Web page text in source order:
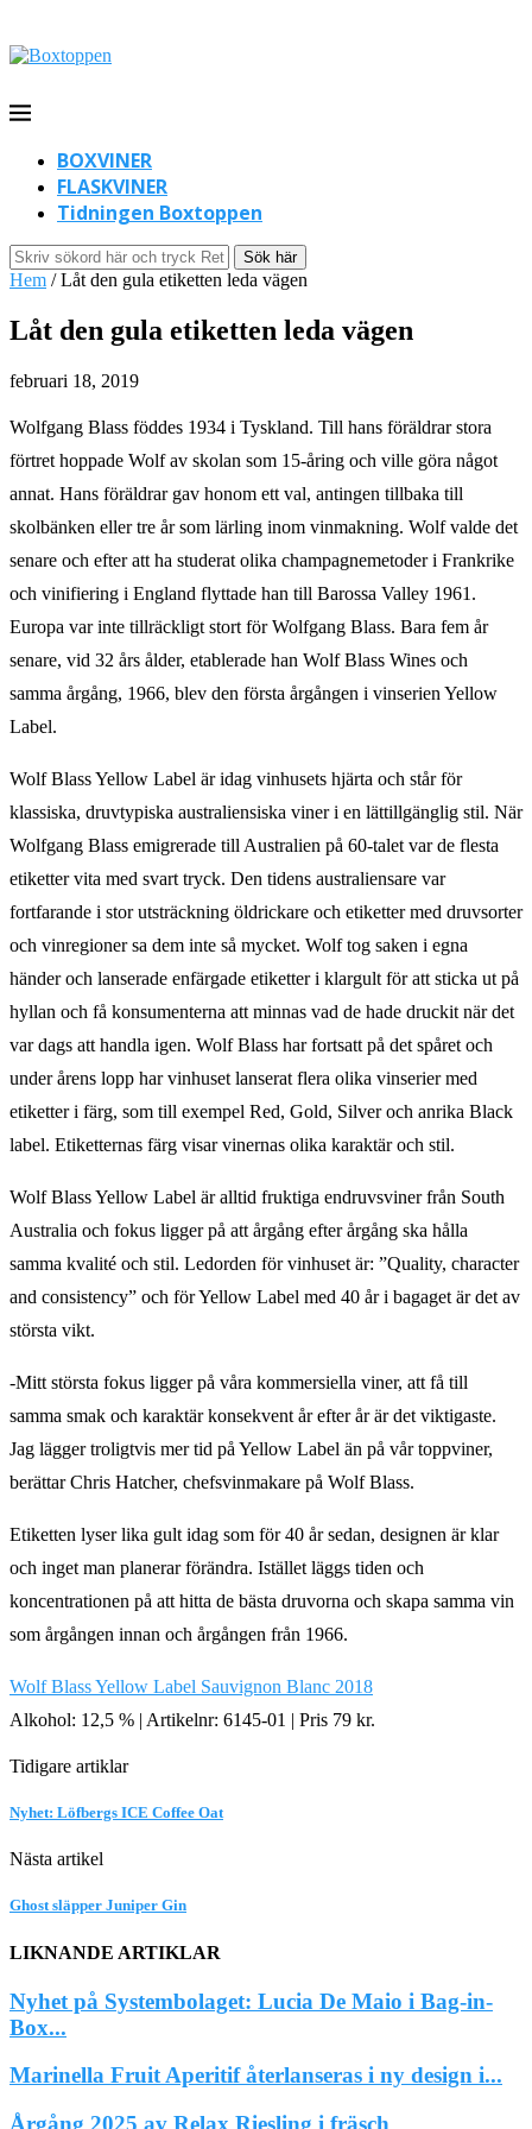
BOXVINER
FLASKVINER
Tidningen Boxtoppen
Sök här
Hem /Låt den gula etiketten leda vägen
Låt den gula etiketten leda vägen
februari 18, 2019
Wolfgang Blass föddes 1934 i Tyskland. Till hans föräldrar stora
förtret hoppade Wolf av skolan som 15-åring och ville göra något
annat. Hans föräldrar gav honom ett val, antingen tillbaka till
skolbänken eller tre år som lärling inom vinmakning. Wolf valde det
senare och efter att ha studerat olika champagnemetoder i Frankrike
och vinifiering i England flyttade han till Barossa Valley 1961.
Europa var inte tillräckligt stort för Wolfgang Blass. Bara fem år
senare, vid 32 års ålder, etablerade han Wolf Blass Wines och
samma årgång, 1966, blev den första årgången i vinserien Yellow
Label.
Wolf Blass Yellow Label är idag vinhusets hjärta och står för
klassiska, druvtypiska australiensiska viner i en lättillgänglig stil. När
Wolfgang Blass emigrerade till Australien på 60-talet var de flesta
etiketter vita med svart tryck. Den tidens australiensare var
fortfarande i stor utsträckning öldrickare och etiketter med druvsorter
och vinregioner sa dem inte så mycket. Wolf tog saken i egna
händer och lanserade enfärgade etiketter i klargult för att sticka ut på
hyllan och få konsumenterna att minnas vad de hade druckit när det
var dags att handla igen. Wolf Blass har fortsatt på det spåret och
under årens lopp har vinhuset lanserat flera olika vinserier med
etiketter i färg, som till exempel Red, Gold, Silver och anrika Black
label. Etiketternas färg visar vinernas olika karaktär och stil.
Wolf Blass Yellow Label är alltid fruktiga endruvsviner från South
Australia och fokus ligger på att årgång efter årgång ska hålla
samma kvalité och stil. Ledorden för vinhuset är: ”Quality, character
and consistency” och för Yellow Label med 40 år i bagaget är det av
största vikt.
-Mitt största fokus ligger på våra kommersiella viner, att få till
samma smak och karaktär konsekvent år efter år är det viktigaste.
Jag lägger troligtvis mer tid på Yellow Label än på vår toppviner,
berättar Chris Hatcher, chefsvinmakare på Wolf Blass.
Etiketten lyser lika gult idag som för 40 år sedan, designen är klar
och inget man planerar förändra. Istället läggs tiden och
koncentrationen på att hitta de bästa druvorna och skapa samma vin
som årgången innan och årgången från 1966.
Wolf Blass Yellow Label Sauvignon Blanc 2018
Alkohol: 12,5 % | Artikelnr: 6145-01 | Pris 79 kr.
Tidigare artiklar
Nyhet: Löfbergs ICE Coffee Oat
Nästa artikel
Ghost släpper Juniper Gin
LIKNANDE ARTIKLAR
Nyhet på Systembolaget: Lucia De Maio i Bag-in-
Box...
Marinella Fruit Aperitif återlanseras i ny design i...
Årgång 2025 av Relax Riesling i fräsch